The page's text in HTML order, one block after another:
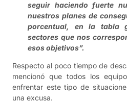
seguir haciendo fuerte
nuestros planes de
porcentual, en la tabla
sectores que nos
esos objetivos”.
Respecto al poco tiempo de
mencionó que todos los
enfrentar este tipo de
una excusa.